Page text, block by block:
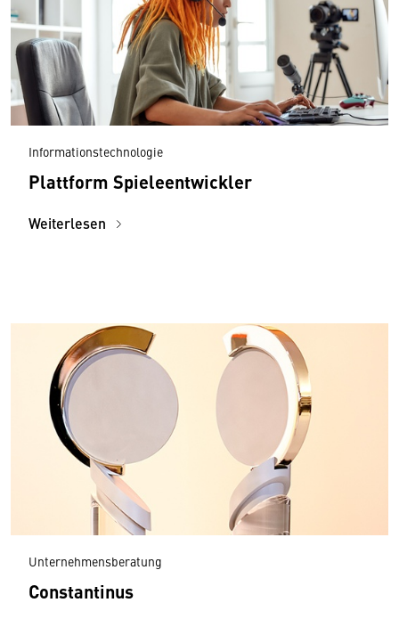
Informationstechnologie
Plattform Spieleentwickler
Weiterlesen
Unternehmensberatung
Constantinus